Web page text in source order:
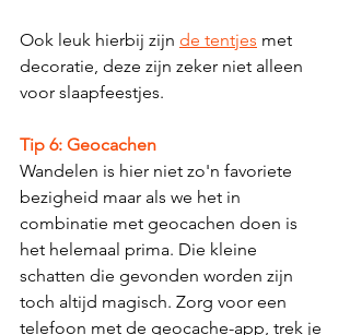
Ook leuk hierbij zijn de tentjes met
decoratie, deze zijn zeker niet alleen
voor slaapfeestjes.
Tip 6: Geocachen
Wandelen is hier niet zo'n favoriete
bezigheid maar als we het in
combinatie met geocachen doen is
het helemaal prima. Die kleine
schatten die gevonden worden zijn
toch altijd magisch. Zorg voor een
telefoon met de geocache-app, trek je